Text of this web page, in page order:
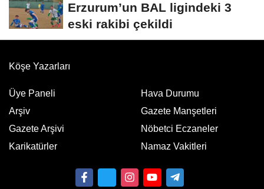
Erzurum’un BAL ligindeki 3
eski rakibi çekildi
Köşe Yazarları
Üye Paneli
Arşiv
Gazete Arşivi
Karikatürler
Hava Durumu
Gazete Manşetleri
Nöbetci Eczaneler
Namaz Vakitleri